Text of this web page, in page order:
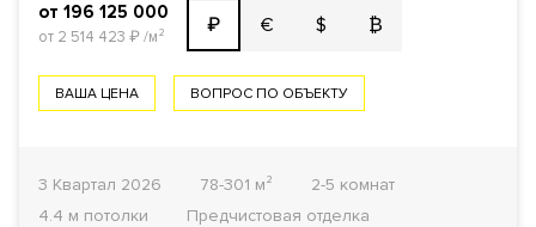
от 196 125 000
от 2 514 423 ₽/м² ₽ € $ ₿
ВАША ЦЕНА ВОПРОС ПО ОБЪЕКТУ
3 Квартал 2026 78-301 м²
2-5 комнат
4.4 м потолки
Предчистовая отделка